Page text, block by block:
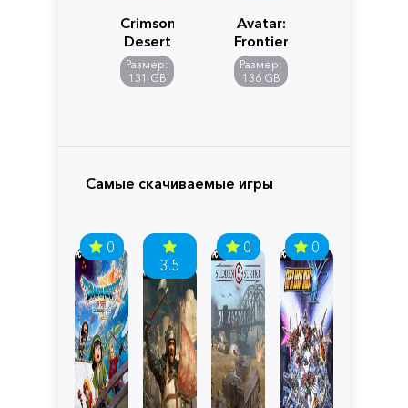
Crimson
Desert
Размер:
131 GB
Avatar:
Frontiers
of
Pandora
Размер:
136 GB
Самые скачиваемые игры
0
3.5
0 0